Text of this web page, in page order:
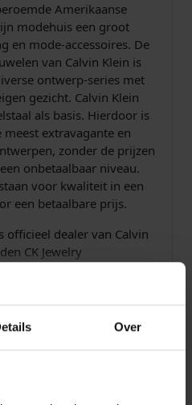
Over
.
Amerikaanse
modehuis een groot
en mode-accessoires. De
van Calvin Klein is
ontwerp-series met
gezicht. Calvin Klein
als basis. Hierdoor is
extravagante en
zonder de prijzen
onbetaalbaar niveau.
voor kwaliteit in een
een betaalbare prijs.
officieel dealer van Calvin
CK Jewelry